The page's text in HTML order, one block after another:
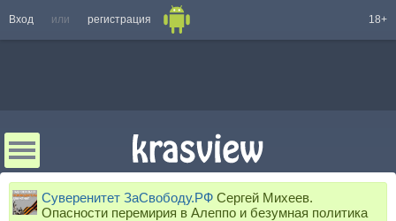
Вход или регистрация 18+
Суверенитет ЗаСвободу.РФ Сергей Михеев.
Опасности перемирия в Алеппо и безумная политика